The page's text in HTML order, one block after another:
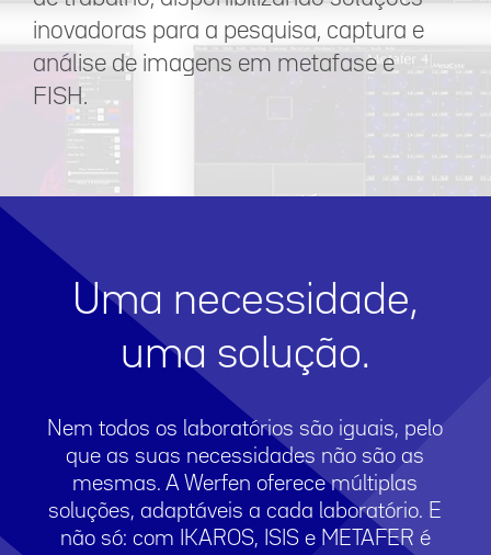
inovadoras para a pesquisa, captura e
análise de imagens em metafase e
FISH.
Uma necessidade,
uma solução.
Nem todos os laboratórios são iguais, pelo
que as suas necessidades não são as
mesmas. A Werfen oferece múltiplas
soluções, adaptáveis a cada laboratório. E
não só: com IKAROS, ISIS e METAFER é